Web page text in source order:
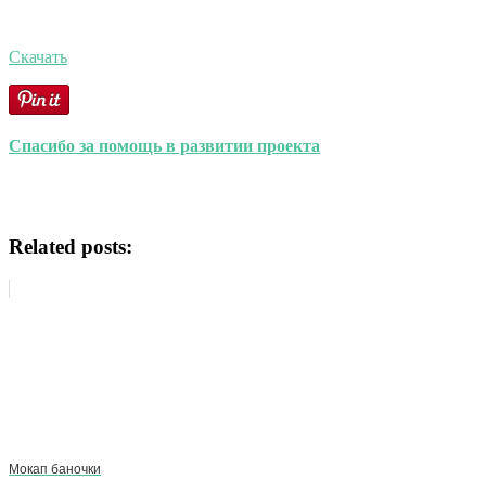
Скачать
Спасибо за помощь в развитии проекта
Related posts:
Мокап баночки